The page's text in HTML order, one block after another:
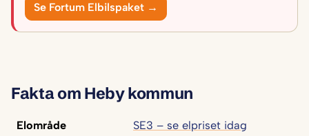
Se Fortum Elbilspaket →
Fakta om Heby kommun
Elområde SE3 – se elpriset idag